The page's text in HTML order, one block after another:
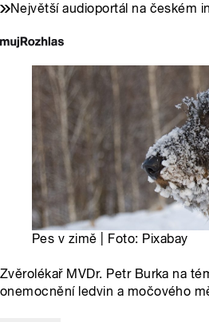
Největší audioportál na českém
Pes v zimě | Foto: Pixabay
Zvěrolékař MVDr. Petr Burka na
onemocnění ledvin a močového